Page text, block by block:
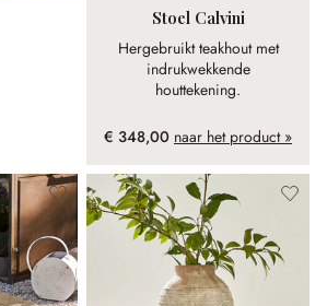
Stoel Calvini
Hergebruikt teakhout met
indrukwekkende
houttekening.
€ 348,00 naar het product »